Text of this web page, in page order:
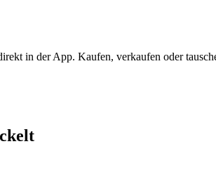
in der App. Kaufen, verkaufen oder